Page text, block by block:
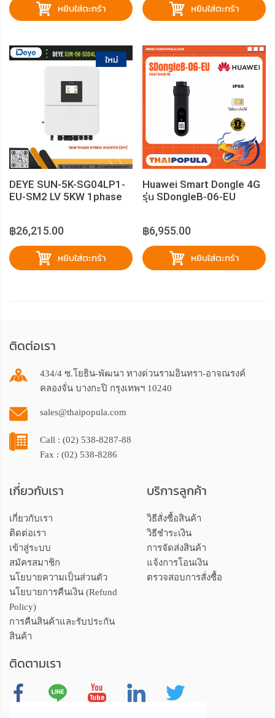
หยิบใส่ตะกร้า หยิบใส่ตะกร้า
DEYE SUN-5K-SG04LP1-
EU-SM2 LV 5KW 1phase
฿26,215.00
หยิบใส่ตะกร้า
Huawei Smart Dongle 4G
รุ่น SDongleB-06-EU
฿6,955.00
หยิบใส่ตะกร้า
ติดต่อเรา
434/4 ซ.โยธิน-พัฒนา ทางด่วนรามอินทรา-อาจณรงค์
คลองจั่น บางกะปิ กรุงเทพฯ 10240
sales@thaipopula.com
Call : (02) 538-8287-88
Fax : (02) 538-8286
เกี่ยวกับเรา
เกี่ยวกับเรา
ติดต่อเรา
เข้าสู่ระบบ
สมัครสมาชิก
นโยบายความเป็นส่วนตัว
นโยบายการคืนเงิน (Refund
Policy)
การคืนสินค้าและรับประกัน
สินค้า
บริการลูกค้า
วิธีสั่งซื้อสินค้า
วิธีชำระเงิน
การจัดส่งสินค้า
แจ้งการโอนเงิน
ตรวจสอบการสั่งซื้อ
ติดตามเรา